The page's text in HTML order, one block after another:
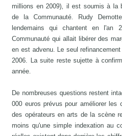
millions en 2009), il est soumis à la
de la Communauté. Rudy
lendemains qui chantent en l'an
Communauté qui allait libérer des
en est advenu. Le seul
2006. La suite reste sujette à
année.
De nombreuses questions restent
000 euros prévus pour améliorer les
des opérateurs en arts de la scène
moins qu'une simple indexation au